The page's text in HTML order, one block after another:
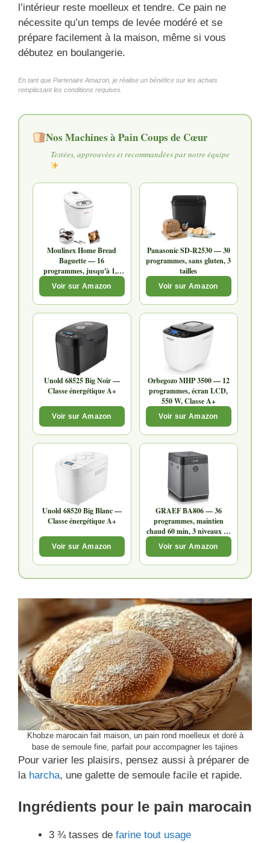
l’intérieur reste moelleux et tendre. Ce pain ne
nécessite qu’un temps de levée modéré et se
prépare facilement à la maison, même si vous
débutez en boulangerie.
En tant que Partenaire Amazon, je réalise un bénéfice sur les achats
remplissant les conditions requises.
Nos Machines à Pain Coups de Cœur
Testées, approuvées et recommandées par notre équipe
Moulinex Home Bread
Baguette — 16
programmes, jusqu'à 1,5
kg
Voir sur Amazon
Panasonic SD-R2530 — 30
programmes, sans gluten, 3
tailles
Voir sur Amazon
Unold 68525 Big Noir —
Classe énergétique A+
Voir sur Amazon
Orbegozo MHP 3500 — 12
programmes, écran LCD,
550 W, Classe A+
Voir sur Amazon
Unold 68520 Big Blanc —
Classe énergétique A+
Voir sur Amazon
GRAEF BA806 — 36
programmes, maintien
chaud 60 min, 3 niveaux de
brunissage
Voir sur Amazon
Khobze marocain fait maison, un pain rond moelleux et doré à
base de semoule fine, parfait pour accompagner les tajines
Pour varier les plaisirs, pensez aussi à préparer de
la harcha, une galette de semoule facile et rapide.
Ingrédients pour le pain marocain
3 ¾ tasses de farine tout usage